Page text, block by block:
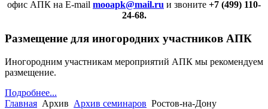
офис АПК на E-mail mooapk@mail.ru и звоните +7 (499) 110-
24-68.
Размещение для иногородних участников АПК
Иногородним участникам мероприятий АПК мы рекомендуем
размещение.
Подробнее...
Главная Архив Архив семинаров Ростов-на-Дону